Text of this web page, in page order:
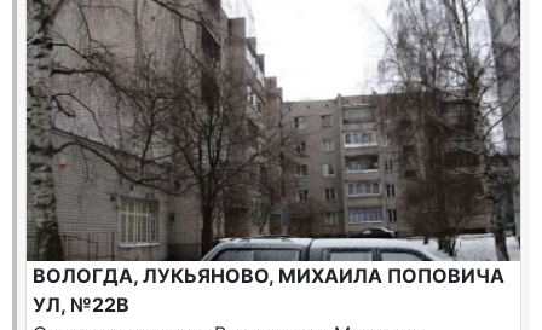
ВОЛОГДА, ЛУКЬЯНОВО, МИХАИЛА ПОПОВИЧА
УЛ, №22В